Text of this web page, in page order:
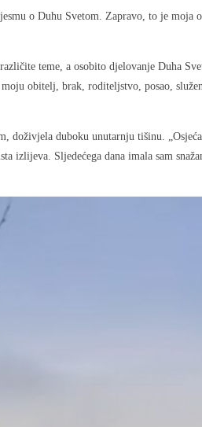
o Duhu Svetom. Zapravo, to je
teme, a osobito djelovanje Duha
obitelj, brak, roditeljstvo, posao,
duboku unutarnju tišinu.
izlijeva. Sljedećega dana imala sam